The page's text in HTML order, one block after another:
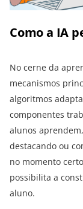
Como a IA
No cerne da
mecanismos
algoritmos
componentes
alunos
destacando ou
no momento
possibilita a
aluno.